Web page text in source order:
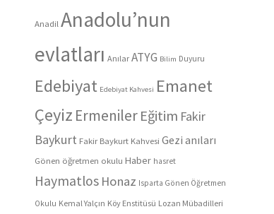
Anadil Anadolu’nun
evlatları Anılar ATYG Bilim Duyuru
Edebiyat Edebiyat Kahvesi Emanet
Çeyiz Ermeniler Eğitim Fakir
Baykurt Fakir Baykurt Kahvesi Gezi anıları
Gönen öğretmen okulu Haber hasret
Haymatlos Honaz Isparta Gönen Öğretmen
Okulu Kemal Yalçın Köy Enstitüsü Lozan Mübadilleri